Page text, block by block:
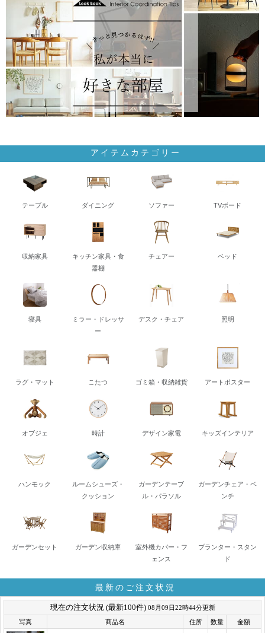
アイテムカテゴリー
テーブル ダイニング ソファー TVボード
収納家具
キッチン家具・食
器棚
チェアー ベッド
寝具
ミラー・ドレッサ
ー
デスク・チェア 照明
ラグ・マット こたつ ゴミ箱・収納雑貨 アートポスター
オブジェ 時計 デザイン家電 キッズインテリア
ハンモック
ルームシューズ・
クッション
ガーデンテーブ
ル・パラソル
ガーデンチェア・ベ
ンチ
ガーデンセット ガーデン収納庫
室外機カバー・フ
ェンス
プランター・スタン
ド
最新のご注文状況